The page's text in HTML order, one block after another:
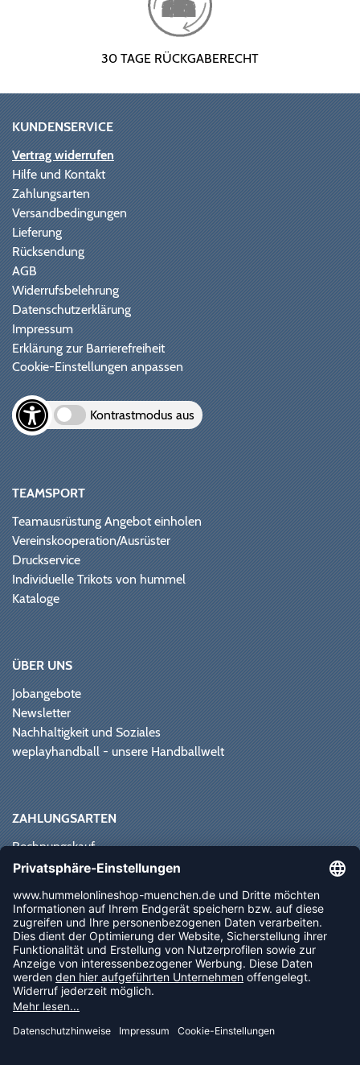
30 TAGE RÜCKGABERECHT
KUNDENSERVICE
Vertrag widerrufen
Hilfe und Kontakt
Zahlungsarten
Versandbedingungen
Lieferung
Rücksendung
AGB
Widerrufsbelehrung
Datenschutzerklärung
Impressum
Erklärung zur Barrierefreiheit
Cookie-Einstellungen anpassen
Kontrastmodus aus
TEAMSPORT
Teamausrüstung Angebot einholen
Vereinskooperation/Ausrüster
Druckservice
Individuelle Trikots von hummel
Kataloge
ÜBER UNS
Jobangebote
Newsletter
Nachhaltigkeit und Soziales
weplayhandball - unsere Handballwelt
ZAHLUNGSARTEN
Rechnungskauf
Paypal
Vorkasse
Sofortüberweisung
NEWSLETTER